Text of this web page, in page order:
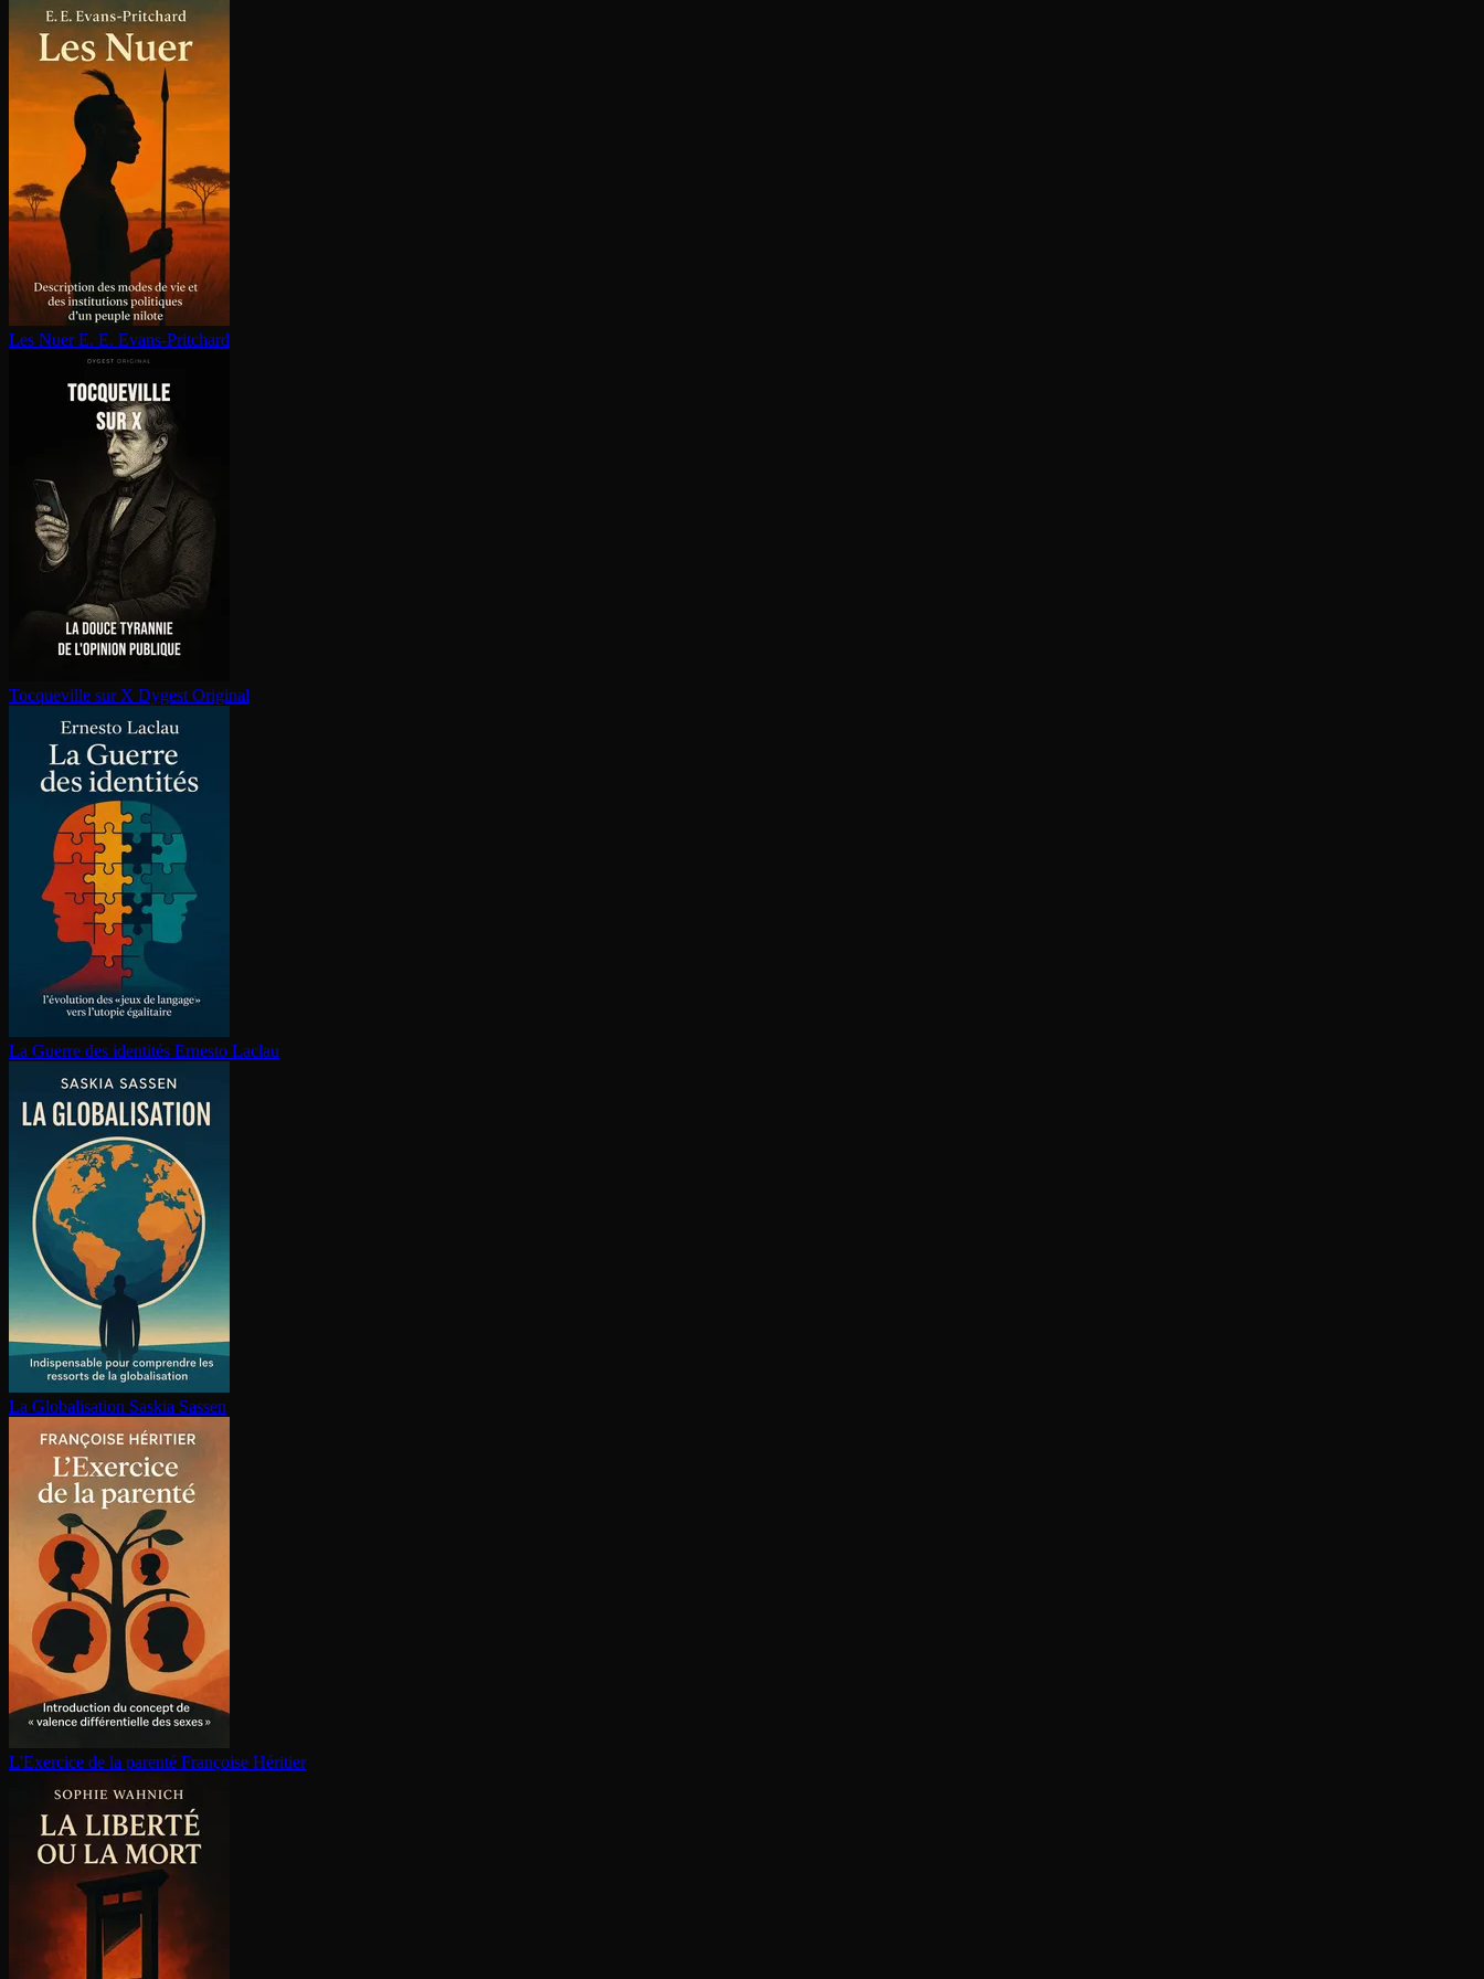
Les Nuer E. E. Evans-Pritchard
Tocqueville sur X Dygest Original
La Guerre des identités Ernesto Laclau
La Glo­ba­li­sa­tion Saskia Sassen
L'Exercice de la parenté Françoise Héritier